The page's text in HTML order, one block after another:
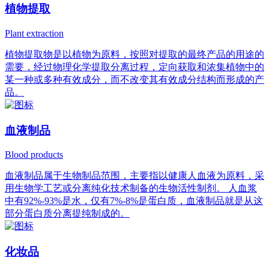
植物提取
Plant extraction
植物提取物是以植物为原料，按照对提取的最终产品的用途的
需要，经过物理化学提取分离过程，定向获取和浓集植物中的
某一种或多种有效成分，而不改变其有效成分结构而形成的产
品。
血液制品
Blood products
血液制品属于生物制品范围，主要指以健康人血液为原料，采
用生物学工艺或分离纯化技术制备的生物活性制剂。 人血浆
中有92%-93%是水，仅有7%-8%是蛋白质，血液制品就是从这
部分蛋白质分离提纯制成的。
化妆品